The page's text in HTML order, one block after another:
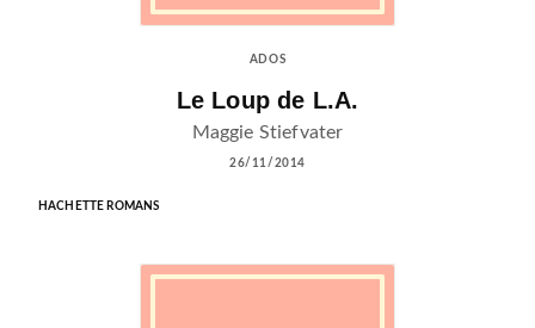
ADOS
Le Loup de L.A.
Maggie Stiefvater
26/11/2014
HACHETTE ROMANS